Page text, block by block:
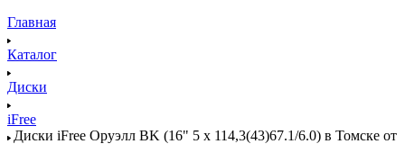
Главная
Каталог
Диски
iFree
Диски iFree Оруэлл BK (16" 5 x 114,3(43)67.1/6.0) в Томске от